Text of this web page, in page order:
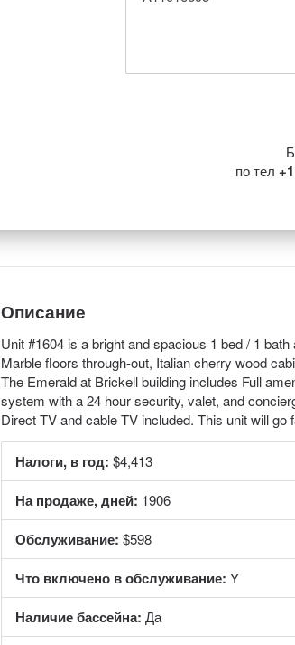
по тел
Описание
Unit #1604 is a bright and spacious 1 bed / 1
Marble floors through-out, Italian cherry wood
The Emerald at Brickell building includes Full
system with a 24 hour security, valet, and
Direct TV and cable TV included. This unit will go
Налоги, в год: $4,413
На продаже, дней: 1906
Обслуживание: $598
Что включено в обслуживание: Y
Наличие бассейна: Да